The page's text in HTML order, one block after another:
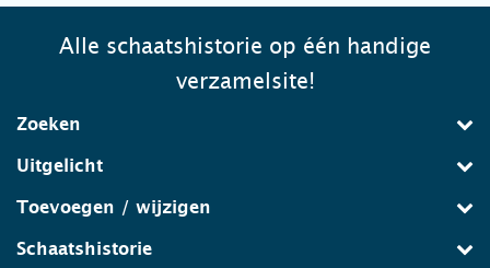
Alle schaatshistorie op één handige
verzamelsite!
Zoeken
Uitgelicht
Toevoegen / wijzigen
Schaatshistorie